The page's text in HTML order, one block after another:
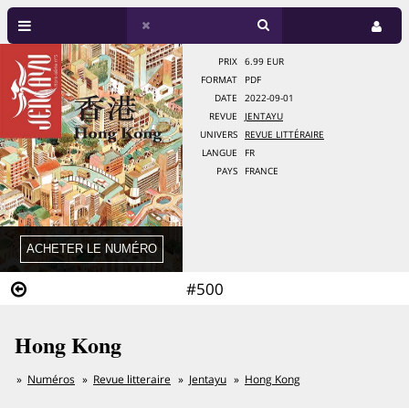
#500
PRIX
6.99 EUR
FORMAT
PDF
DATE
2022-09-01
REVUE
JENTAYU
UNIVERS
REVUE LITTÉRAIRE
LANGUE
FR
PAYS
FRANCE
Hong Kong
Numéros Revue litteraire Jentayu Hong Kong